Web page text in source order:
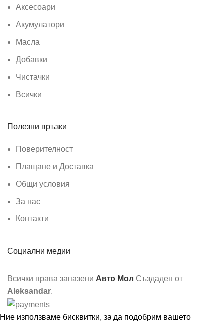
Аксесоари
Акумулатори
Масла
Добавки
Чистачки
Всички
Полезни връзки
Поверителност
Плащане и Доставка
Общи условия
За нас
Контакти
Социални медии
Всички права запазени Авто Мол Създаден от
Aleksandar.
Ние използваме бисквитки, за да подобрим вашето